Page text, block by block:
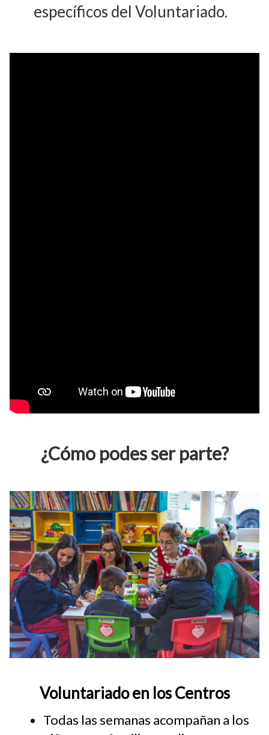
específicos del Voluntariado.
¿Cómo podes ser parte?
Voluntariado en los Centros
Todas las semanas acompañan a los